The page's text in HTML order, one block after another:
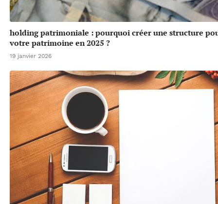
holding patrimoniale : pourquoi créer une structure
votre patrimoine en 2025 ?
19 janvier 2026